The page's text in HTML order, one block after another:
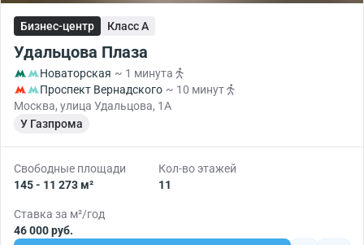
Бизнес-центр Класс A
Удальцова Плаза
Новаторская ~ 1 минута
Проспект Вернадского ~ 10 минут
Москва, улица Удальцова, 1А
У Газпрома
Свободные площади
145 - 11 273 м²
Кол-во этажей
11
Ставка за м²/год
46 000 руб.